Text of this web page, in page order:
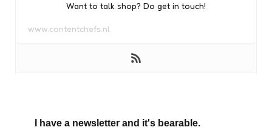
Want to talk shop? Do get in touch!
www.contentchefs.nl
I have a newsletter and it's bearable.